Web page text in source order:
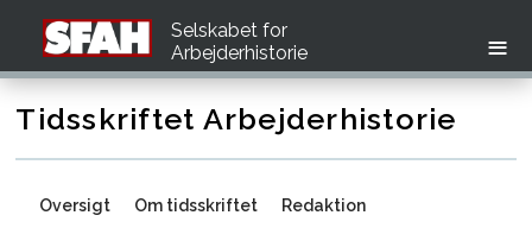
Selskabet for
Arbejderhistorie
Tidsskriftet Arbejderhistorie
Oversigt Om tidsskriftet
Redaktion